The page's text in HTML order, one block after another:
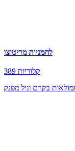
לחמניות מריטוצו
389 קלוריות
בקרם וניל מפנק